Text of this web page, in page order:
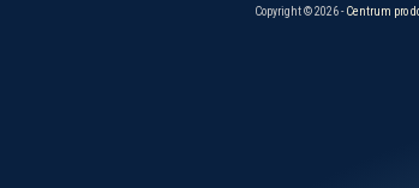
Copyright © 2026 -Centrum pro